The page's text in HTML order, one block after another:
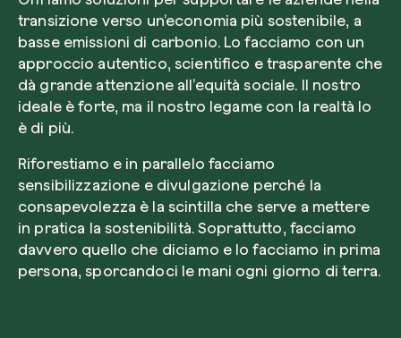
transizione verso un’economia più sostenibile, a
basse emissioni di carbonio. Lo facciamo con un
approccio autentico, scientifico e trasparente che
dà grande attenzione all’equità sociale. Il nostro
ideale è forte, ma il nostro legame con la realtà lo
è di più.
Riforestiamo e in parallelo facciamo
sensibilizzazione e divulgazione perché la
consapevolezza è la scintilla che serve a mettere
in pratica la sostenibilità. Soprattutto, facciamo
davvero quello che diciamo e lo facciamo in prima
persona, sporcandoci le mani ogni giorno di terra.